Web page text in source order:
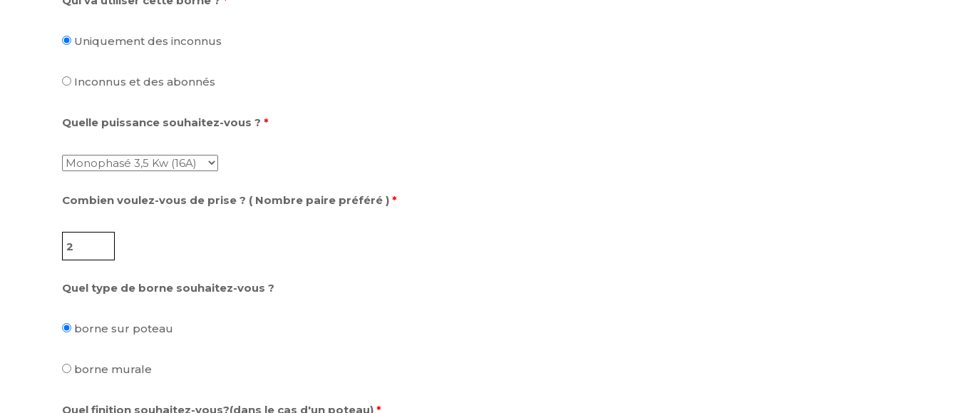
Uniquement des inconnus
Inconnus et des abonnés
Quelle puissance souhaitez-vous ? *
Combien voulez-vous de prise ? ( Nombre paire préféré ) *
Quel type de borne souhaitez-vous ?
borne sur poteau
borne murale
Quel finition souhaitez-vous?(dans le cas d'un poteau) *